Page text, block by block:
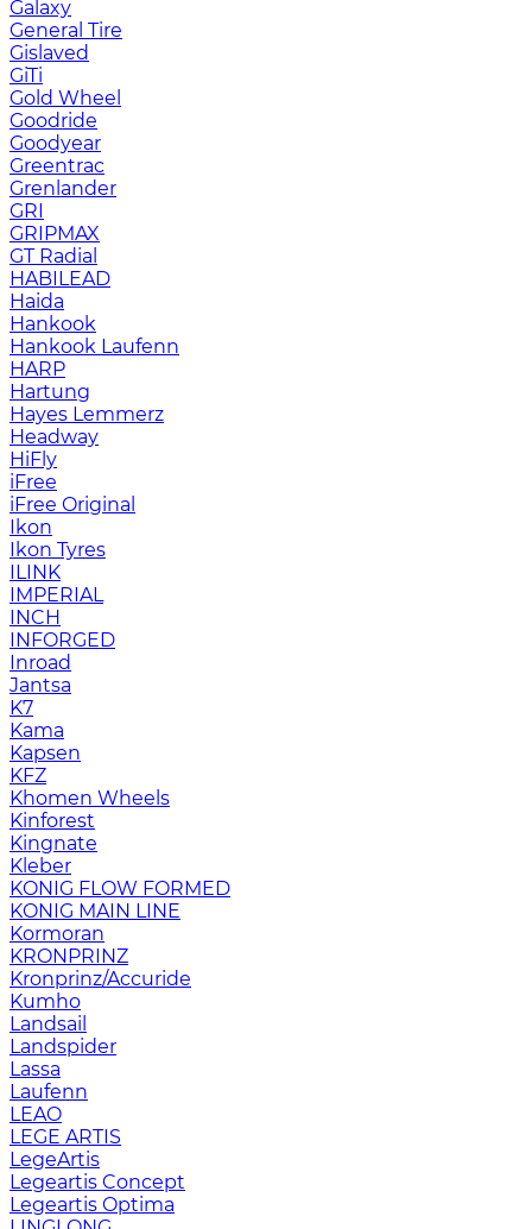
Galaxy
General Tire
Gislaved
GiTi
Gold Wheel
Goodride
Goodyear
Greentrac
Grenlander
GRI
GRIPMAX
GT Radial
HABILEAD
Haida
Hankook
Hankook Laufenn
HARP
Hartung
Hayes Lemmerz
Headway
HiFly
iFree
iFree Original
Ikon
Ikon Tyres
ILINK
IMPERIAL
INCH
INFORGED
Inroad
Jantsa
K7
Kama
Kapsen
KFZ
Khomen Wheels
Kinforest
Kingnate
Kleber
KONIG FLOW FORMED
KONIG MAIN LINE
Kormoran
KRONPRINZ
Kronprinz/Accuride
Kumho
Landsail
Landspider
Lassa
Laufenn
LEAO
LEGE ARTIS
LegeArtis
Legeartis Concept
Legeartis Optima